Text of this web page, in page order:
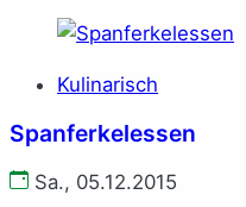
Kulinarisch
Spanferkelessen
Sa., 05.12.2015